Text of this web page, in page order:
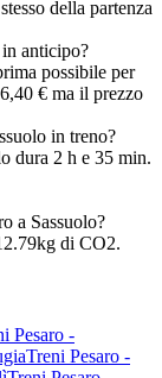
della partenza
anticipo?
possibile per
€ ma il prezzo
in treno?
dura 2 h e 35 min.
a Sassuolo?
di CO2.
Pesaro -
Treni Pesaro -